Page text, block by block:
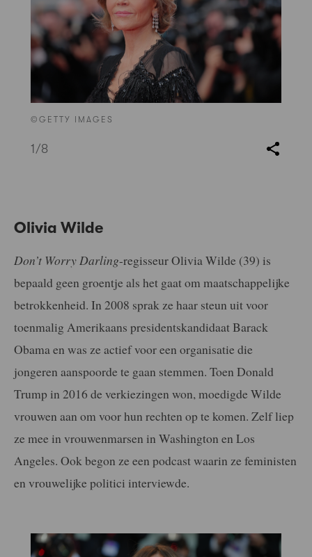
©GETTY IMAGES
1 /8
Olivia Wilde
Don’t Worry Darling-regisseur Olivia Wilde (39) is
bepaald geen groentje als het gaat om maatschappelijke
betrokkenheid. In 2008 sprak ze haar steun uit voor
toenmalig Amerikaans presidentskandidaat Barack
Obama en was ze actief voor een organisatie die
jongeren aanspoorde te gaan stemmen. Toen Donald
Trump in 2016 de verkiezingen won, moedigde Wilde
vrouwen aan om voor hun rechten op te komen. Zelf liep
ze mee in vrouwenmarsen in Washington en Los
Angeles. Ook begon ze een podcast waarin ze feministen
en vrouwelijke politici interviewde.